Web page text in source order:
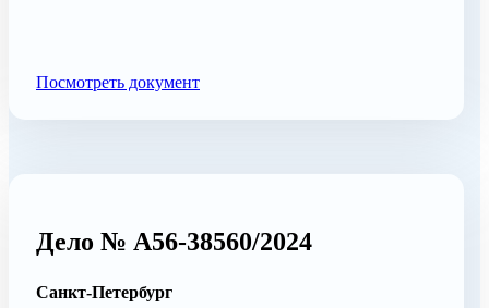
Посмотреть документ
Дело № А56-38560/2024
Санкт-Петербург